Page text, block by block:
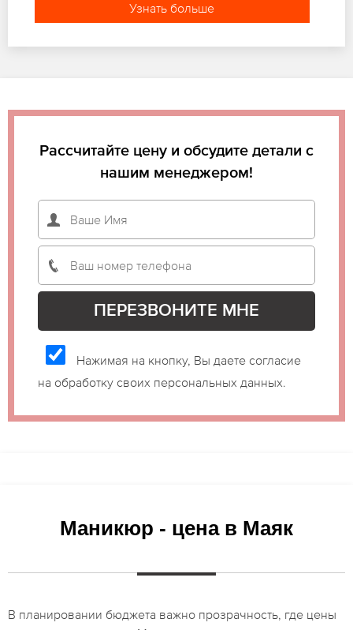
Узнать больше
Рассчитайте цену и обсудите детали с
нашим менеджером!
Нажимая на кнопку, Вы даете согласие
на обработку своих персональных данных.
Маникюр - цена в Маяк
В планировании бюджета важно прозрачность, где цены